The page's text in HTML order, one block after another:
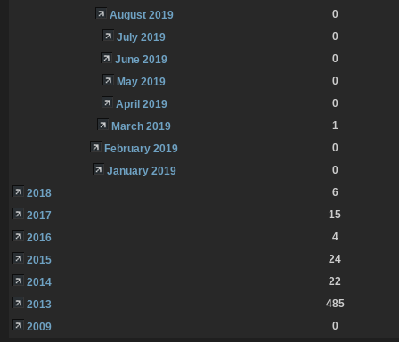
August 2019
0
July 2019
0
June 2019
0
May 2019
0
April 2019
0
March 2019
1
February 2019
0
January 2019
0
2018
6
2017
15
2016
4
2015
24
2014
22
2013
485
2009
0